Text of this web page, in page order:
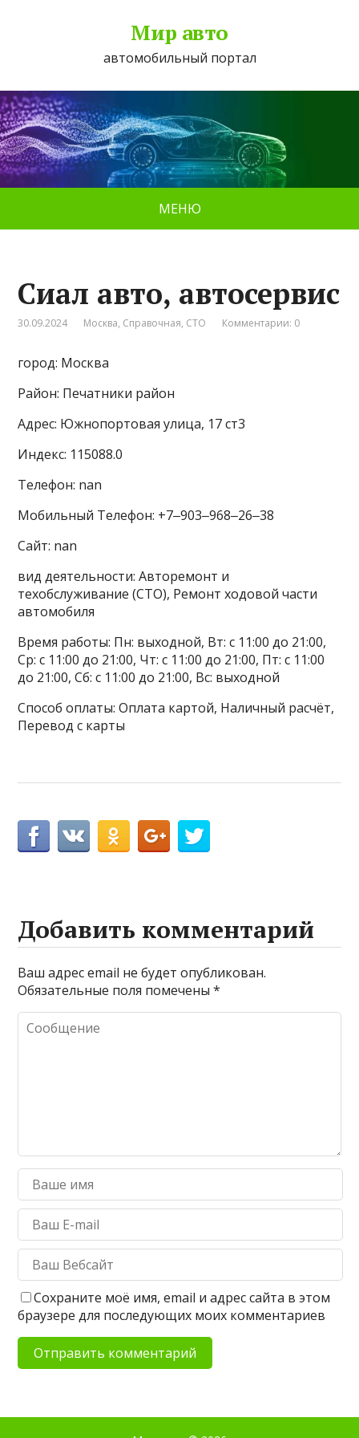
Мир авто
автомобильный портал
МЕНЮ
Сиал авто, автосервис
30.09.2024 Москва, Справочная, СТО Комментарии: 0
город: Москва
Район: Печатники район
Адрес: Южнопортовая улица, 17 ст3
Индекс: 115088.0
Телефон: nan
Мобильный Телефон: +7‒903‒968‒26‒38
Сайт: nan
вид деятельности: Авторемонт и
техобслуживание (СТО), Ремонт ходовой части
автомобиля
Время работы: Пн: выходной, Вт: с 11:00 до 21:00,
Ср: с 11:00 до 21:00, Чт: с 11:00 до 21:00, Пт: с 11:00
до 21:00, Сб: с 11:00 до 21:00, Вс: выходной
Способ оплаты: Оплата картой, Наличный расчёт,
Перевод с карты
Добавить комментарий
Ваш адрес email не будет опубликован.
Обязательные поля помечены*
Сохраните моё имя, email и адрес сайта в этом
браузере для последующих моих комментариев